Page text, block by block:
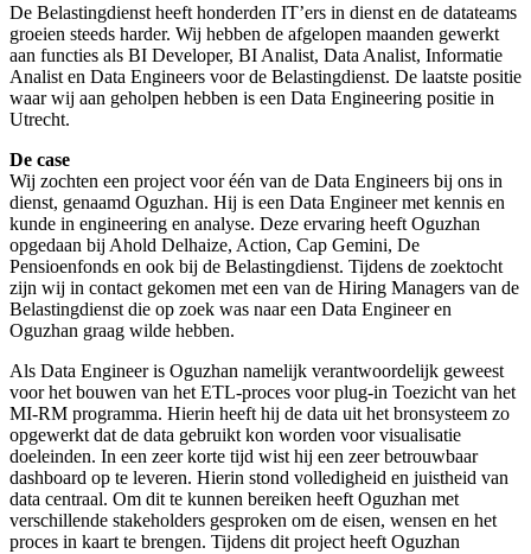
De Belastingdienst heeft honderden IT’ers in dienst en de datateams
groeien steeds harder. Wij hebben de afgelopen maanden gewerkt
aan functies als BI Developer, BI Analist, Data Analist, Informatie
Analist en Data Engineers voor de Belastingdienst. De laatste positie
waar wij aan geholpen hebben is een Data Engineering positie in
Utrecht.
De case
Wij zochten een project voor één van de Data Engineers bij ons in
dienst, genaamd Oguzhan. Hij is een Data Engineer met kennis en
kunde in engineering en analyse. Deze ervaring heeft Oguzhan
opgedaan bij Ahold Delhaize, Action, Cap Gemini, De
Pensioenfonds en ook bij de Belastingdienst. Tijdens de zoektocht
zijn wij in contact gekomen met een van de Hiring Managers van de
Belastingdienst die op zoek was naar een Data Engineer en
Oguzhan graag wilde hebben.
Als Data Engineer is Oguzhan namelijk verantwoordelijk geweest
voor het bouwen van het ETL-proces voor plug-in Toezicht van het
MI-RM programma. Hierin heeft hij de data uit het bronsysteem zo
opgewerkt dat de data gebruikt kon worden voor visualisatie
doeleinden. In een zeer korte tijd wist hij een zeer betrouwbaar
dashboard op te leveren. Hierin stond volledigheid en juistheid van
data centraal. Om dit te kunnen bereiken heeft Oguzhan met
verschillende stakeholders gesproken om de eisen, wensen en het
proces in kaart te brengen. Tijdens dit project heeft Oguzhan